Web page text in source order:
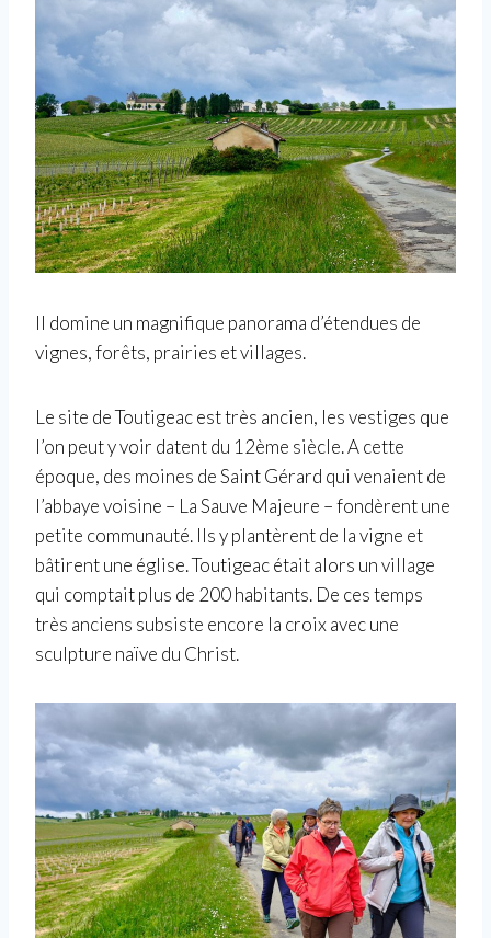
Il domine un magnifique panorama d’étendues de
vignes, forêts, prairies et villages.
Le site de Toutigeac est très ancien, les vestiges que
l’on peut y voir datent du 12ème siècle. A cette
époque, des moines de Saint Gérard qui venaient de
l’abbaye voisine – La Sauve Majeure – fondèrent une
petite communauté. Ils y plantèrent de la vigne et
bâtirent une église. Toutigeac était alors un village
qui comptait plus de 200 habitants. De ces temps
très anciens subsiste encore la croix avec une
sculpture naïve du Christ.